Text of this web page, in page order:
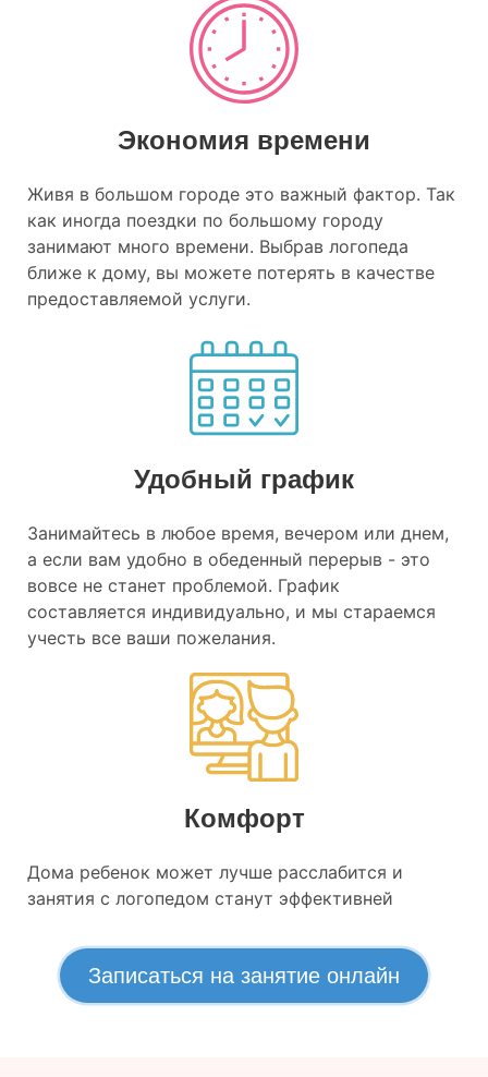
Экономия времени
Живя в большом городе это важный фактор. Так
как иногда поездки по большому городу
занимают много времени. Выбрав логопеда
ближе к дому, вы можете потерять в качестве
предоставляемой услуги.
Удобный график
Занимайтесь в любое время, вечером или днем,
а если вам удобно в обеденный перерыв - это
вовсе не станет проблемой. График
составляется индивидуально, и мы стараемся
учесть все ваши пожелания.
Комфорт
Дома ребенок может лучше расслабится и
занятия с логопедом станут эффективней
Записаться на занятие онлайн